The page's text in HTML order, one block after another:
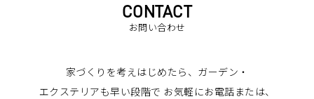
CONTACT
お問い合わせ
家づくりを考えはじめたら、ガーデン・
エクステリアも早い段階で お気軽にお電話または、